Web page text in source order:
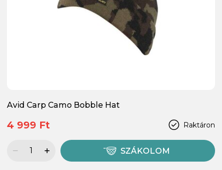
Avid Carp Camo Bobble Hat
Raktáron
4 999 Ft
SZÁKOLOM